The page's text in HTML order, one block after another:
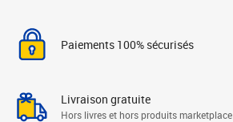
Paiements 100% sécurisés
Livraison gratuite
Hors livres et hors produits marketplace